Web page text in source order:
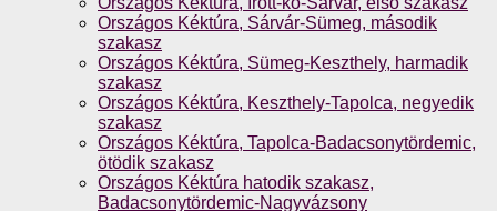
Országos Kéktúra, Sárvár-Sümeg, második
szakasz
Országos Kéktúra, Sümeg-Keszthely, harmadik
szakasz
Országos Kéktúra, Keszthely-Tapolca, negyedik
szakasz
Országos Kéktúra, Tapolca-Badacsonytördemic,
ötödik szakasz
Országos Kéktúra hatodik szakasz,
Badacsonytördemic-Nagyvázsony